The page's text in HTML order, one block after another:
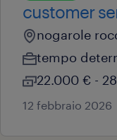
customer
nogarole
tempo
22.000 € -
12 febbraio 2026